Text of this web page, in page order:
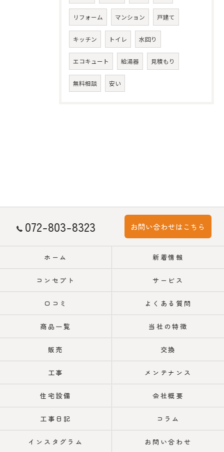
リフォーム マンション 戸建て
キッチン トイレ 水回り
エコキュート 給湯器 見積もり
無料相談 安い
072-803-8323 お問い合わせはこちら
ホーム 新着情報
コンセプト サービス
口コミ よくある質問
商品一覧 当社の特徴
販売 交換
工事 メンテナンス
住宅設備 会社概要
工事日記 コラム
インスタグラム お問い合わせ